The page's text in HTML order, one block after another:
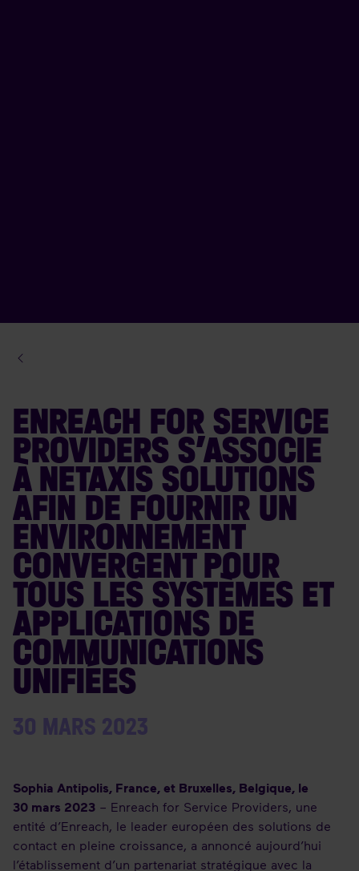
ENREACH FOR SERVICE
PROVIDERS S’ASSOCIE
À NETAXIS SOLUTIONS
AFIN DE FOURNIR UN
ENVIRONNEMENT
CONVERGENT POUR
TOUS LES SYSTÈMES ET
APPLICATIONS DE
COMMUNICATIONS
UNIFIÉES
30 MARS 2023
Sophia Antipolis, France, et Bruxelles, Belgique, le
30 mars 2023 – Enreach for Service Providers, une
entité d’Enreach, le leader européen des solutions de
contact en pleine croissance, a annoncé aujourd’hui
l’établissement d’un partenariat stratégique avec la